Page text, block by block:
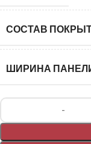
СОСТАВ
ШИРИНА
Alternative: